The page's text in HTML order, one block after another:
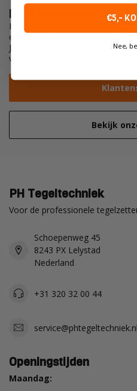
Meer informatie
Heb je vragen over een van
eens onze klantenservicepagina.
Je vindt hier onze
voorwaarden en antwoorden op
Bekijk
PH Tegeltechniek
Voor de professionele
Schoepenweg 45
8243 PX Lelystad
Nederland
+31 320 32 00 44
service@phtegeltechniek.nl
Openingstijden
Maandag:
€5,-
Nee,